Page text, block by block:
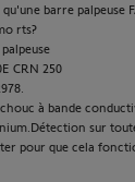
barre palpeuse
rts?
CRN 250
à bande
sur
pour que cela